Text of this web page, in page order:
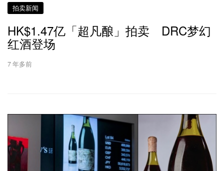
拍卖新闻
HK$1.47亿「超凡酿」拍卖 DRC梦幻
红酒登场
7 年多前